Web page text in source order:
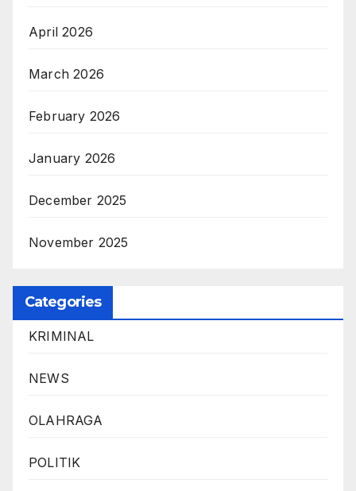
April 2026
March 2026
February 2026
January 2026
December 2025
November 2025
Categories
KRIMINAL
NEWS
OLAHRAGA
POLITIK